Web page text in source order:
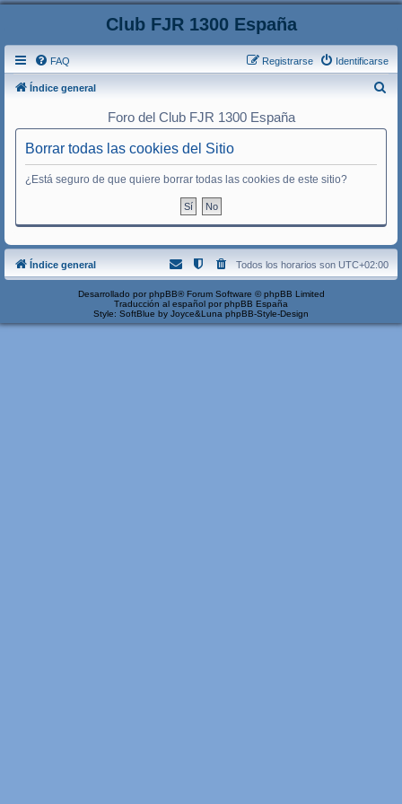
Club FJR 1300 España
FAQ Identificarse
Registrarse
Índice general
Foro del Club FJR 1300 España
Borrar todas las cookies del Sitio
¿Está seguro de que quiere borrar todas las cookies de este sitio?
Índice general Todos los horarios son UTC+02:00
Desarrollado por phpBB® Forum Software © phpBB Limited
Traducción al español por phpBB España
Style: SoftBlue by Joyce&Luna phpBB-Style-Design